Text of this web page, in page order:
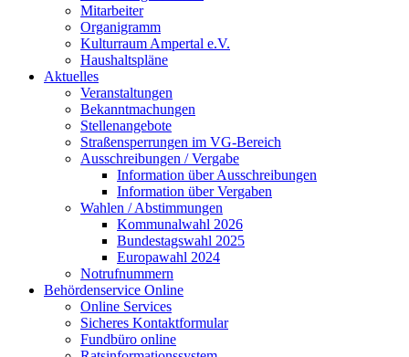
Mitarbeiter
Organigramm
Kulturraum Ampertal e.V.
Haushaltspläne
Aktuelles
Veranstaltungen
Bekanntmachungen
Stellenangebote
Straßensperrungen im VG-Bereich
Ausschreibungen / Vergabe
Information über Ausschreibungen
Information über Vergaben
Wahlen / Abstimmungen
Kommunalwahl 2026
Bundestagswahl 2025
Europawahl 2024
Notrufnummern
Behördenservice Online
Online Services
Sicheres Kontaktformular
Fundbüro online